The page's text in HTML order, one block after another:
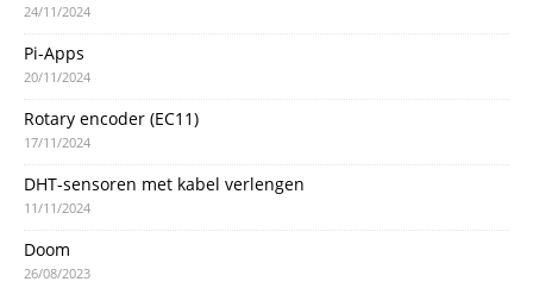
24/11/2024
Pi-Apps
20/11/2024
Rotary encoder (EC11)
17/11/2024
DHT-sensoren met kabel verlengen
11/11/2024
Doom
26/08/2023